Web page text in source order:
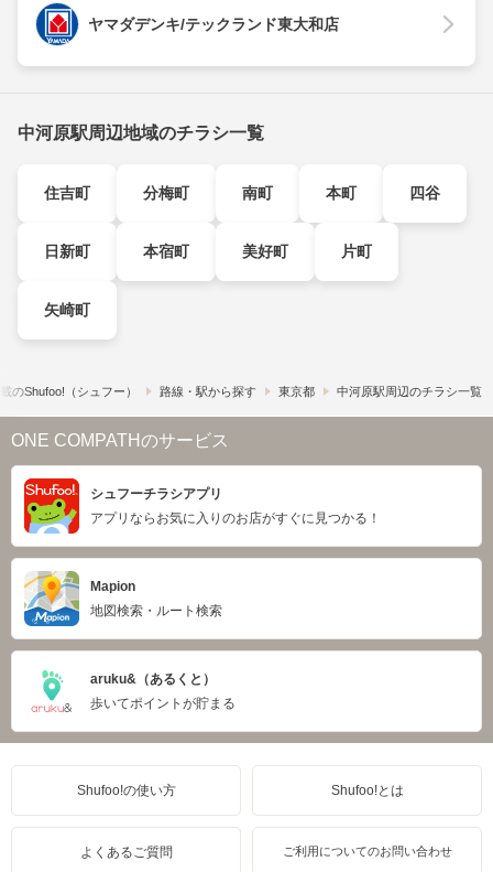
ヤマダデンキ/テックランド東大和店
中河原駅周辺地域のチラシ一覧
住吉町 分梅町 南町 本町 四谷
日新町 本宿町 美好町 片町
矢崎町
の​Shufoo!​（シュフー） 路線・駅から探す 東京都 中河原駅周辺のチラシ一覧
ONE COMPATHのサービス
シュフーチラシアプリ
アプリならお気に入りのお店がすぐに見つかる！
Mapion
地図検索・ルート検索
aruku&（あるくと）
歩いてポイントが貯まる
Shufoo!の使い方 Shufoo!とは
よくあるご質問 ご利用についてのお問い合わせ